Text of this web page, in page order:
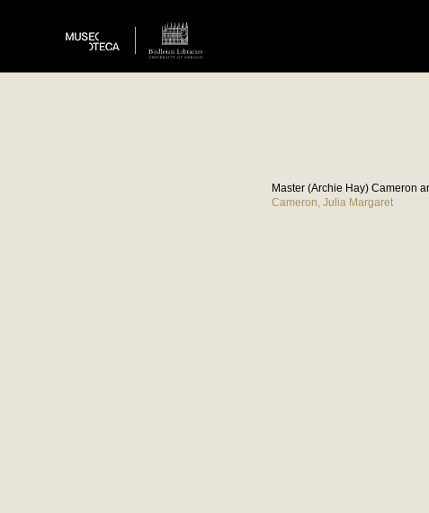
Master (Archie Hay) Cameron
Cameron, Julia Margaret